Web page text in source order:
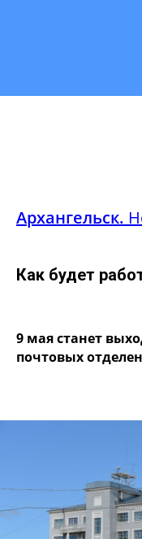
Архангельск.
Как будет
9 мая станет
почтовых